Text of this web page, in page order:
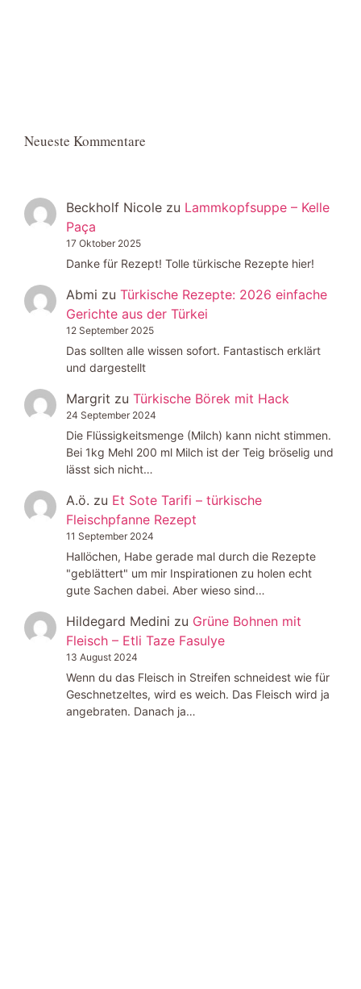
Neueste Kommentare
Beckholf Nicole zu Lammkopfsuppe – Kelle
Paça
17 Oktober 2025
Danke für Rezept! Tolle türkische Rezepte hier!
Abmi zu Türkische Rezepte: 2026 einfache
Gerichte aus der Türkei
12 September 2025
Das sollten alle wissen sofort. Fantastisch erklärt
und dargestellt
Margrit zu Türkische Börek mit Hack
24 September 2024
Die Flüssigkeitsmenge (Milch) kann nicht stimmen.
Bei 1kg Mehl 200 ml Milch ist der Teig bröselig und
lässt sich nicht…
A.ö. zu Et Sote Tarifi – türkische
Fleischpfanne Rezept
11 September 2024
Hallöchen, Habe gerade mal durch die Rezepte
"geblättert" um mir Inspirationen zu holen echt
gute Sachen dabei. Aber wieso sind…
Hildegard Medini zu Grüne Bohnen mit
Fleisch – Etli Taze Fasulye
13 August 2024
Wenn du das Fleisch in Streifen schneidest wie für
Geschnetzeltes, wird es weich. Das Fleisch wird ja
angebraten. Danach ja…